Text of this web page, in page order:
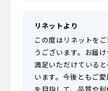
リネットより
この度はリネットを
うございます。お届
満足いただけている
います。今後ともご
を目指して、品質や